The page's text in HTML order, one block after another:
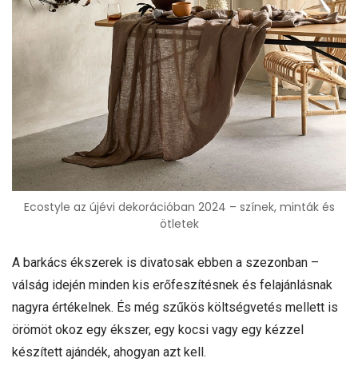
Ecostyle az újévi dekorációban 2024 – színek, minták és
ötletek
A barkács ékszerek is divatosak ebben a szezonban –
válság idején minden kis erőfeszítésnek és felajánlásnak
nagyra értékelnek. És még szűkös költségvetés mellett is
örömöt okoz egy ékszer, egy kocsi vagy egy kézzel
készített ajándék, ahogyan azt kell.